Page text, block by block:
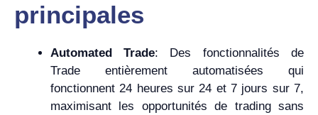
principales
Automated Trade: Des fonctionnalités de
Trade entièrement automatisées qui
fonctionnent 24 heures sur 24 et 7 jours sur 7,
maximisant les opportunités de trading sans